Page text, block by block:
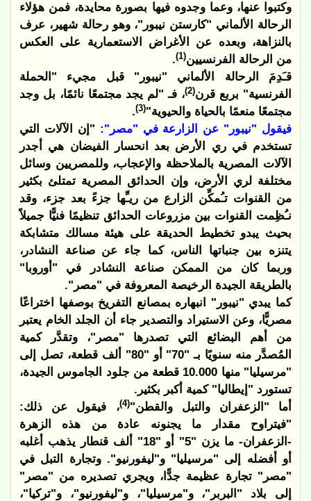
وكتبوا عنها، وعما وجدوه فيها بصورة محايدة، فمن هؤلاء
الرحالة الألماني "كارستن نيبور"، وهو رحالة شهير، عرف
بالنزاهة، وبعده عن الأغراض الاستعمارية على العكس
من الرحالة الفرنسيين(1)
.
قـَدِمَ الرحالة الألماني "نيبور" قبل مجيء "الحملة
الفرنسية" بربع قرن(2)
، فـ "لم يجد مجتمعًا نائمًا، بل وجد
مجتمعًا منعمًا بالحياة والحيوية"(3)
.
فيقول "نيبور" عن الزارعة في "مصر": "إن الآلات التي
تستخدم في ري الأرض بعد انحسار الفيضان هي أجدر
الآلات المصرية بالملاحظة والإعجاب، وللمصريين وسائل
مختلفة لري الأرض، وإن الحدائق المصرية تمتلئ بكثير
من القنوات تـُمكِّن الزارع من ريـِّها جزءً بعد جزء، وقد
نـُظِمت القنوات بين مزروعات الحدائق تنظيمًا فنيًّا جميلاً
بحيث يبدو تخطيط الحديقة على هيئة مسالك متشابكة
يتنزه بين جنباتها الناس، كما جاء عن صناعة النشادر،
وربما كان من الممكن صناعة النشادر في "أوروبا"
بالطريقة الجيدة الرخيصة المعروفة في "مصر".
كما يبدي "نيبور" انبهاره بمصانع التفريخ بوصفها اختراعًا
مصريًّا، وعن الاستيراد والتصدير جاء أن الجلد الخام يعتبر
من أهم البضائع التي تصدرها "مصر"، وتقدَّر كمية
المُصدَّر منه سنويًا بـ "70" أو "80" ألف قطعة، تصل إلى
"مرسيليا" منها 10.000 قطعة من جلود الجاموس الجيدة،
تستورد "إيطاليا" كمية أكبر بكثير.
أما "الزعفران والتبل والقطن"(4)
، فيقول عن ذلك:
"فيتراوح مقدار ما يجنونه عادة من هذه الزهرة
-الزعفران- ما يزن "5" أو "18" ألف قنطار يذهب أغلبه
أو أفضله إلى "مرسيليا" و"ليفورنيو". وتجارة التبل في
"مصر" تجارة عظيمة جدًّا، ويجري تصديره من "مصر"
إلى بلاد "البربر"، و"مرسيليا"، و"ليفورنيو"، و"تركيا"،